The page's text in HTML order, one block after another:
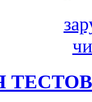
ТЕСТОВ